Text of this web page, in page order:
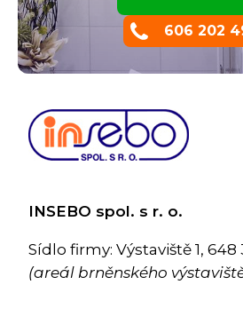
606 202
INSEBO spol. s r. o.
Sídlo firmy: Výstaviště 1, 648
(areál brněnského